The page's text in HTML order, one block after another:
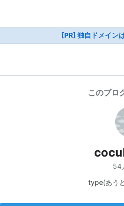
[PR] 独自ドメイン
このブロ
54
type(あう